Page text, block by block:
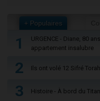
+ Populaires
1
URGENCE - Diane, 80
appartement insalubre
2 Ils ont volé 12 Sifré
3 Histoire - À bord du